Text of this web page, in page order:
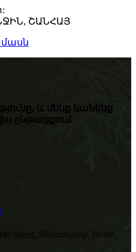
ՇԱՆՀԱՅ
և մենք կանենք
ընթացքում
Street, Shijiazhuang, Hebei,